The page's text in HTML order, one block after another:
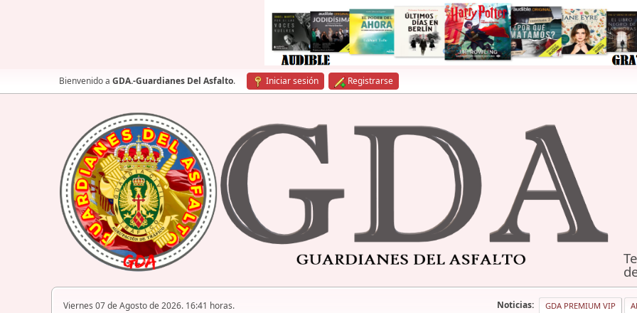
Bienvenido a GDA.-Guardianes Del Asfalto. Iniciar sesión Registrarse
Viernes 07 de Agosto de 2026. 16:41 horas. Noticias: GDA PREMIUM VIP